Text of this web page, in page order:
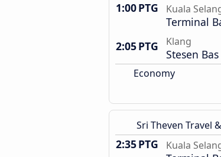
1:00 PTG Kuala
Terminal
2:05 PTG
Klang
Stesen
Economy
Sri Theven Travel
2:35 PTG Kuala